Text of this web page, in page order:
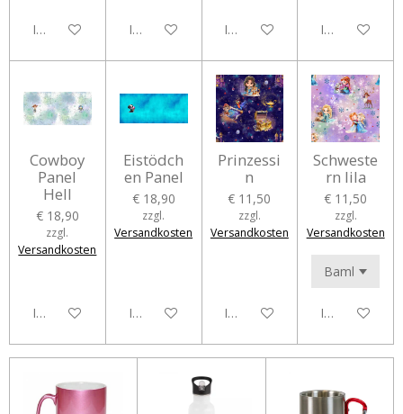
In den WarenkorbIn den WarenkorbIn den WarenkorbIn den
Cowboy
Panel
Hell
€ 18,90
zzgl.
Versandkosten
In den Warenkorb
Eistödch
en Panel
€ 18,90
zzgl.
Versandkosten
In den Warenkorb
Prinzessi
n
€ 11,50
zzgl.
Versandkosten
In den Warenkorb
Schweste
rn lila
€ 11,50
zzgl.
Versandkosten
In den